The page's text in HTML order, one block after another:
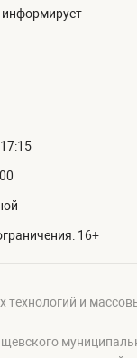
16+
технологий и